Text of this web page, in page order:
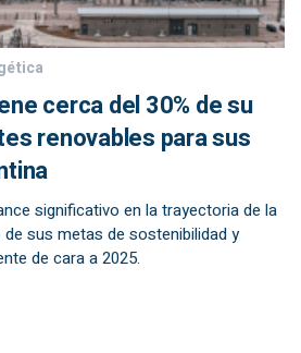
cerca del 30% de su
renovables para sus
significativo en la trayectoria de la
sus metas de sostenibilidad y
de cara a 2025.